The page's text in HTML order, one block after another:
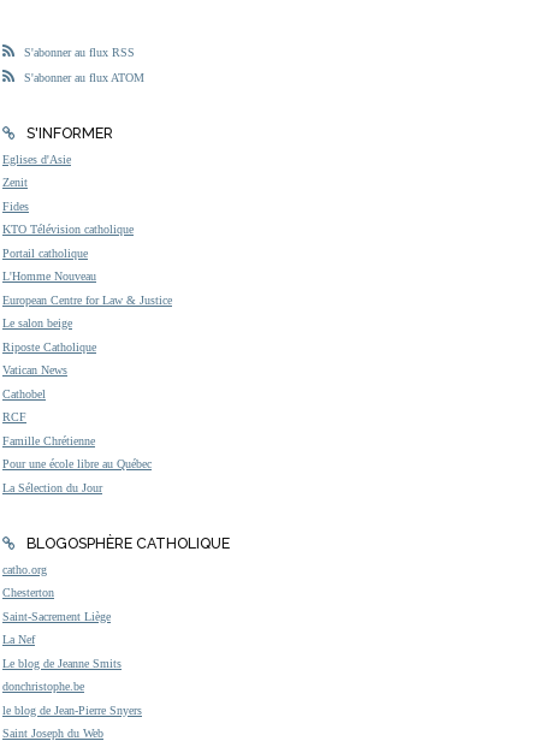
S'abonner au flux RSS
S'abonner au flux ATOM
S'INFORMER
Eglises d'Asie
Zenit
Fides
KTO Télévision catholique
Portail catholique
L'Homme Nouveau
European Centre for Law & Justice
Le salon beige
Riposte Catholique
Vatican News
Cathobel
RCF
Famille Chrétienne
Pour une école libre au Québec
La Sélection du Jour
BLOGOSPHÈRE CATHOLIQUE
catho.org
Chesterton
Saint-Sacrement Liège
La Nef
Le blog de Jeanne Smits
donchristophe.be
le blog de Jean-Pierre Snyers
Saint Joseph du Web